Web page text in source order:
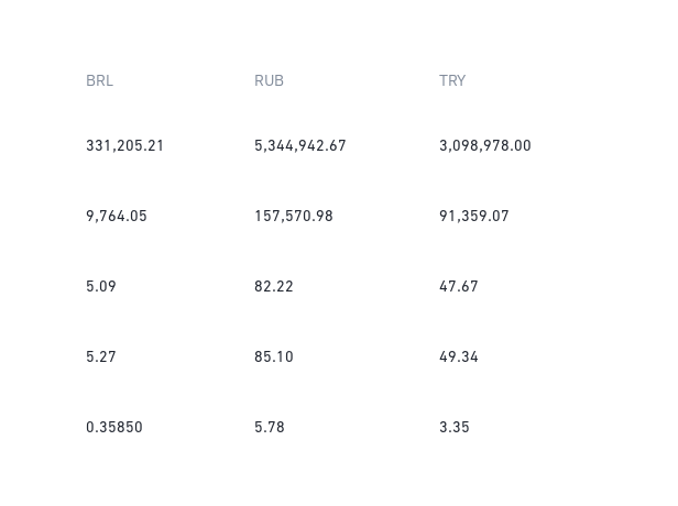
BRL RUB TRY
331,205.21 5,344,942.67 3,098,978.00
9,764.05 157,570.98 91,359.07
5.09 82.22 47.67
5.27 85.10 49.34
0.35850 5.78 3.35